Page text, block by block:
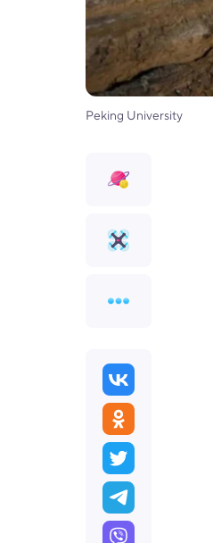
Peking University